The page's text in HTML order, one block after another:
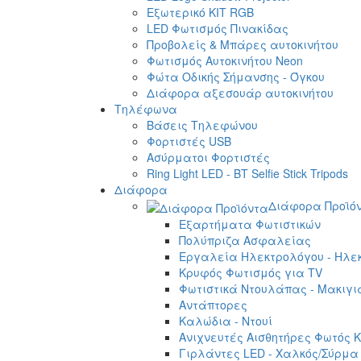
Εξωτερικό ΚΙΤ RGB
LED Φωτισμός Πινακίδας
Προβολείς & Μπάρες αυτοκινήτου
Φωτισμός Αυτοκινήτου Neon
Φώτα Οδικής Σήμανσης - Όγκου
Διάφορα αξεσουάρ αυτοκινήτου
Τηλέφωνα
Βάσεις Τηλεφώνου
Φορτιστές USB
Ασύρματοι Φορτιστές
Ring Light LED - BT Selfie Stick Tripods
Διάφορα
Διάφορα
Εξαρτήματα Φωτιστικών
Πολύπριζα Ασφαλείας
Εργαλεία Ηλεκτρολόγου -
Κρυφός Φωτισμός για TV
Φωτιστικά Ντουλάπας -
Αντάπτορες
Καλώδια - Ντουί
Ανιχνευτές Αισθητήρες Φωτός
Γιρλάντες LED - Χαλκός/Σύρμα